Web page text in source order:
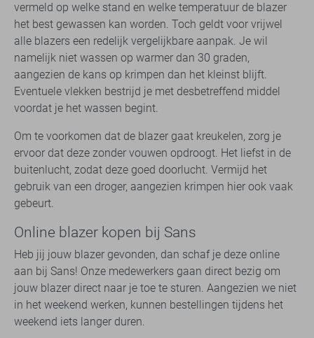
vermeld op welke stand en welke temperatuur de blazer
het best gewassen kan worden. Toch geldt voor vrijwel
alle blazers een redelijk vergelijkbare aanpak. Je wil
namelijk niet wassen op warmer dan 30 graden,
aangezien de kans op krimpen dan het kleinst blijft.
Eventuele vlekken bestrijd je met desbetreffend middel
voordat je het wassen begint.
Om te voorkomen dat de blazer gaat kreukelen, zorg je
ervoor dat deze zonder vouwen opdroogt. Het liefst in de
buitenlucht, zodat deze goed doorlucht. Vermijd het
gebruik van een droger, aangezien krimpen hier ook vaak
gebeurt.
Online blazer kopen bij Sans
Heb jij jouw blazer gevonden, dan schaf je deze online
aan bij Sans! Onze medewerkers gaan direct bezig om
jouw blazer direct naar je toe te sturen. Aangezien we niet
in het weekend werken, kunnen bestellingen tijdens het
weekend iets langer duren.